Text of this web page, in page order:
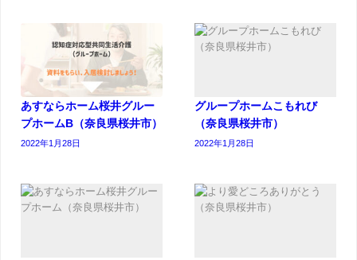
あすならホーム桜井グルー
プホームB（奈良県桜井市）
2022年1月28日
グループホームこもれび
（奈良県桜井市）
2022年1月28日